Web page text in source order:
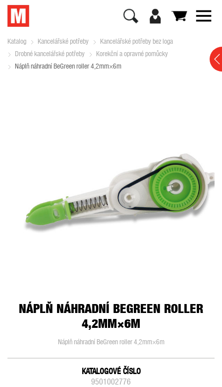
Katalog Kancelářské potřeby
Kancelářské potřeby bez loga
Drobné kancelářské potřeby
Korekční a opravné pomůcky
Náplň náhradní BeGreen roller 4,2mm×6m
NÁPLŇ NÁHRADNÍ BEGREEN ROLLER
4,2MM×6M
Náplň náhradní BeGreen roller 4,2mm×6m
KATALOGOVÉ ČÍSLO
9501002776